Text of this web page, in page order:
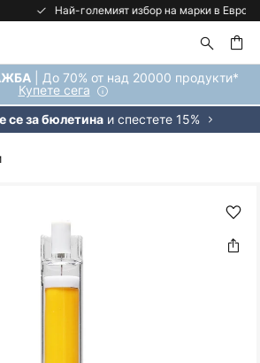
избор на марки в Европа
| До 70% от над 20000 продукти*
Купете сега
се за бюлетинаи спестете 15%